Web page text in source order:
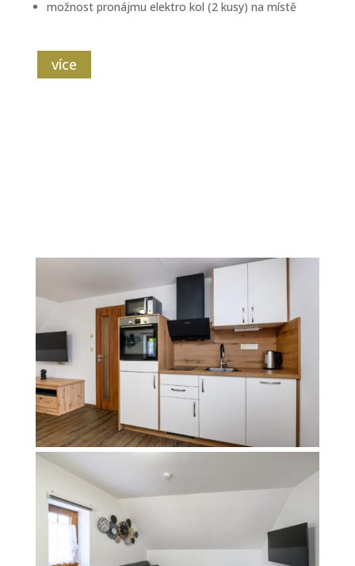
možnost pronájmu elektro kol (2 kusy) na místě
více